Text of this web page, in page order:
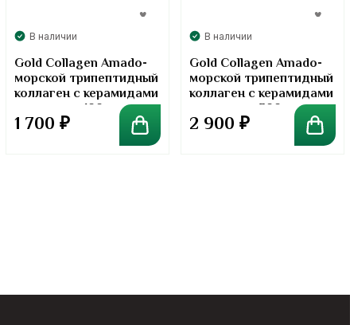
В наличии
Gold Collagen Amado-
морской трипептидный
коллаген с керамидами
в порошке. 100 грамм
1 700 ₽
В наличии
Gold Collagen Amado-
морской трипептидный
коллаген с керамидами
в порошке. 300 грамм
2 900 ₽